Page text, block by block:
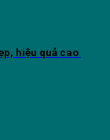
hiệu quả cao